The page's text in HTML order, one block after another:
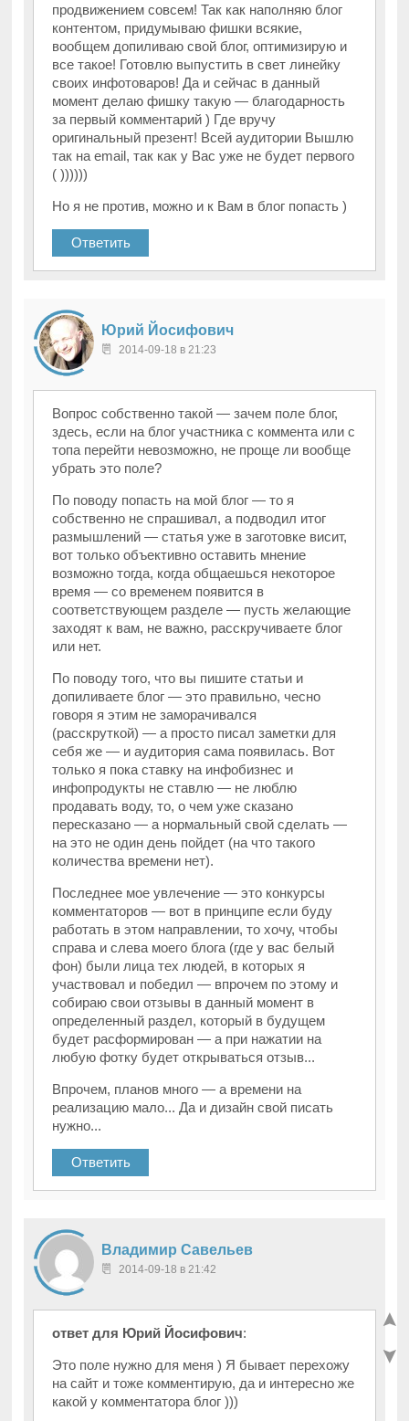
продвижением совсем! Так как наполняю блог
контентом, придумываю фишки всякие,
вообщем допиливаю свой блог, оптимизирую и
все такое! Готовлю выпустить в свет линейку
своих инфотоваров! Да и сейчас в данный
момент делаю фишку такую — благодарность
за первый комментарий ) Где вручу
оригинальный презент! Всей аудитории Вышлю
так на email, так как у Вас уже не будет первого
( ))))))
Но я не против, можно и к Вам в блог попасть )
Ответить
Юрий Йосифович
2014-09-18 в 21:23
Вопрос собственно такой — зачем поле блог,
здесь, если на блог участника с коммента или с
топа перейти невозможно, не проще ли вообще
убрать это поле?
По поводу попасть на мой блог — то я
собственно не спрашивал, а подводил итог
размышлений — статья уже в заготовке висит,
вот только объективно оставить мнение
возможно тогда, когда общаешься некоторое
время — со временем появится в
соответствующем разделе — пусть желающие
заходят к вам, не важно, расскручиваете блог
или нет.
По поводу того, что вы пишите статьи и
допиливаете блог — это правильно, чесно
говоря я этим не заморачивался
(расскруткой) — а просто писал заметки для
себя же — и аудитория сама появилась. Вот
только я пока ставку на инфобизнес и
инфопродукты не ставлю — не люблю
продавать воду, то, о чем уже сказано
пересказано — а нормальный свой сделать —
на это не один день пойдет (на что такого
количества времени нет).
Последнее мое увлечение — это конкурсы
комментаторов — вот в принципе если буду
работать в этом направлении, то хочу, чтобы
справа и слева моего блога (где у вас белый
фон) были лица тех людей, в которых я
участвовал и победил — впрочем по этому и
собираю свои отзывы в данный момент в
определенный раздел, который в будущем
будет расформирован — а при нажатии на
любую фотку будет открываться отзыв...
Впрочем, планов много — а времени на
реализацию мало... Да и дизайн свой писать
нужно...
Ответить
Владимир Савельев
2014-09-18 в 21:42
ответ для Юрий Йосифович:
Это поле нужно для меня ) Я бывает перехожу
на сайт и тоже комментирую, да и интересно же
какой у комментатора блог )))